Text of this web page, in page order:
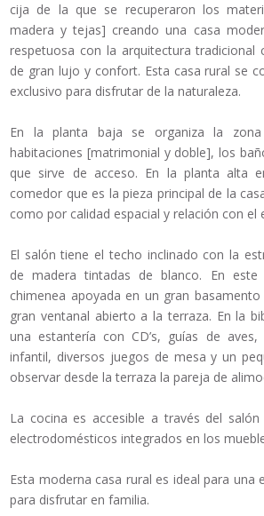
cija de la que se recuperaron los
madera y tejas] creando una casa
respetuosa con la arquitectura tradicional
de gran lujo y confort. Esta casa rural se
exclusivo para disfrutar de la naturaleza.
En la planta baja se organiza la
habitaciones [matrimonial y doble], los
que sirve de acceso. En la planta alta
comedor que es la pieza principal de la
como por calidad espacial y relación con el
El salón tiene el techo inclinado con la
de madera tintadas de blanco. En este
chimenea apoyada en un gran
gran ventanal abierto a la terraza. En la
una estantería con CD’s, guías de
infantil, diversos juegos de mesa y un
observar desde la terraza la pareja de
La cocina es accesible a través del
electrodomésticos integrados en los
Esta moderna casa rural es ideal para una
para disfrutar en familia.